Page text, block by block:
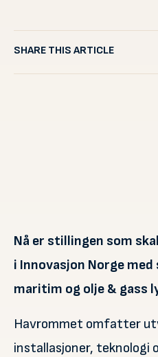
SHARE THIS ARTICLE
Nå er stillingen som
i Innovasjon Norge
maritim og olje & gass
Havrommet omfatter
installasjoner, teknologi